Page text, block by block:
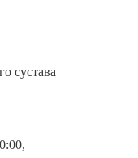
сустава